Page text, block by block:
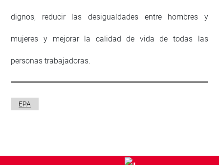
dignos, reducir las desigualdades entre hombres y
mujeres y mejorar la calidad de vida de todas las
personas trabajadoras.
EPA